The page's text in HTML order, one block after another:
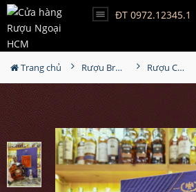
ĐT 0972.12345.1
Trang chủ Rượu Brandy Rượu Cortel XO Superieur